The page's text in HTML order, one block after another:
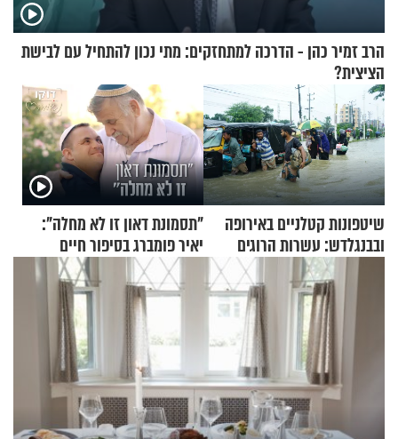
הרב זמיר כהן - הדרכה למתחזקים: מתי נכון להתחיל עם לבישת
הציצית?
שיטפונות קטלניים באירופה
ובבנגלדש: עשרות הרוגים
ומיליון נפגעים
"תסמונת דאון זו לא מחלה":
יאיר פומברג בסיפור חיים
מעורר השראה